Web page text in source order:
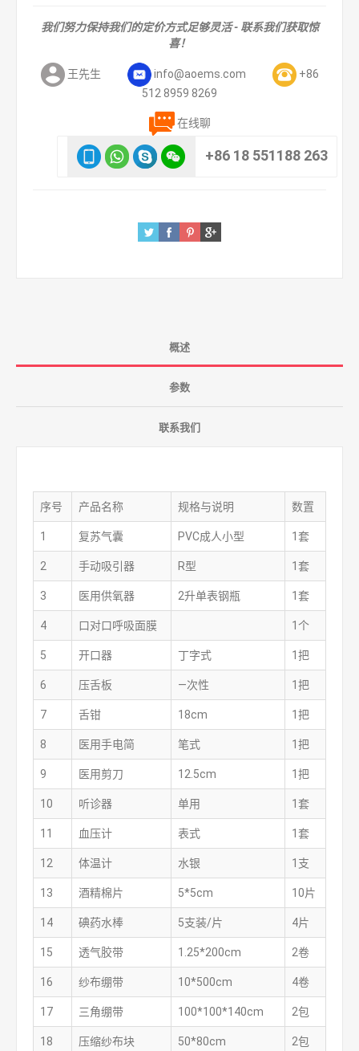
我们努力保持我们的定价方式足够灵活 - 联系我们获取惊
喜！
王先生 info@aoems.com
+86
512 8959 8269
在线聊
+86 18 551188 263
概述
参数
联系我们
序号 产品名称 规格与说明 数置
1 复苏气囊 PVC成人小型 1套
2 手动吸引器 R型 1套
3 医用供氧器 2升单表钢瓶 1套
4 口对口呼吸面膜 1个
5 开口器 丁字式 1把
6 压舌板 —次性 1把
7 舌钳 18cm 1把
8 医用手电简 笔式 1把
9 医用剪刀 12.5cm 1把
10 听诊器 单用 1套
11 血压计 表式 1套
12 体温计 水银 1支
13 酒精棉片 5*5cm 10片
14 碘药水棒 5支装/片 4片
15 透气胶带 1.25*200cm 2卷
16 纱布绷带 10*500cm 4卷
17 三角绷带 100*100*140cm 2包
18 压缩纱布块 50*80cm 2包